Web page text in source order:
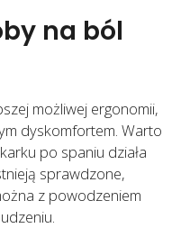
na ból
możliwej ergonomii,
dyskomfortem. Warto
po spaniu działa
sprawdzone,
z powodzeniem